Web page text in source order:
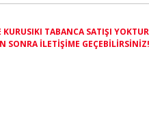
KURUSIKI TABANCA SATIŞI YOKTUR
SONRA İLETİŞİME GEÇEBİLİRSİNİZ!